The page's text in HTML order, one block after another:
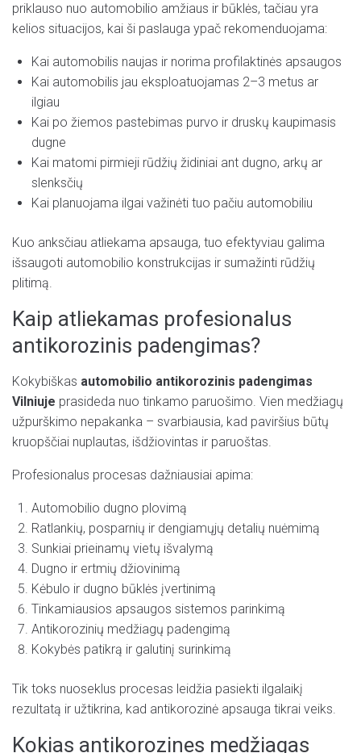
priklauso nuo automobilio amžiaus ir būklės, tačiau yra
kelios situacijos, kai ši paslauga ypač rekomenduojama:
Kai automobilis naujas ir norima profilaktinės apsaugos
Kai automobilis jau eksploatuojamas 2–3 metus ar
ilgiau
Kai po žiemos pastebimas purvo ir druskų kaupimasis
dugne
Kai matomi pirmieji rūdžių židiniai ant dugno, arkų ar
slenksčių
Kai planuojama ilgai važinėti tuo pačiu automobiliu
Kuo anksčiau atliekama apsauga, tuo efektyviau galima
išsaugoti automobilio konstrukcijas ir sumažinti rūdžių
plitimą.
Kaip atliekamas profesionalus
antikorozinis padengimas?
Kokybiškas automobilio antikorozinis padengimas
Vilniuje prasideda nuo tinkamo paruošimo. Vien medžiagų
užpurškimo nepakanka – svarbiausia, kad paviršius būtų
kruopščiai nuplautas, išdžiovintas ir paruoštas.
Profesionalus procesas dažniausiai apima:
Automobilio dugno plovimą
Ratlankių, posparnių ir dengiamųjų detalių nuėmimą
Sunkiai prieinamų vietų išvalymą
Dugno ir ertmių džiovinimą
Kėbulo ir dugno būklės įvertinimą
Tinkamiausios apsaugos sistemos parinkimą
Antikorozinių medžiagų padengimą
Kokybės patikrą ir galutinį surinkimą
Tik toks nuoseklus procesas leidžia pasiekti ilgalaikį
rezultatą ir užtikrina, kad antikorozinė apsauga tikrai veiks.
Kokias antikorozines medžiagas